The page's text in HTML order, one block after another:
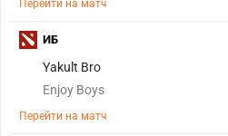
Перейти на матч
Yakult Bro
Enjoy Boys
Перейти на матч
ИБ